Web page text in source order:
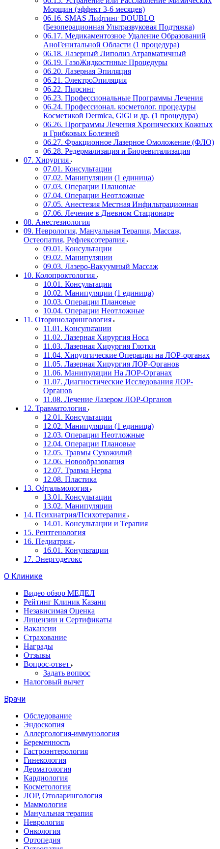
Морщин (эффект 3-6 месяцев)
06.16. SMAS Лифтинг DOUBLO
(Безоперационная Ультразвуковая Подтяжка)
06.17. Медикаментозное Удаление Образований
АноГенитальной Области (1 процедура)
06.18. Лазерный Липолиз Атравматичный
06.19. ГазоЖидкостнные Процедуры
06.20. Лазерная Эпиляция
06.21. ЭлектроЭпиляция
06.22. Пирсинг
06.23. Профессиональные Программы Лечения
06.24. Профессионал. косметолог. процедуры
Косметикой Dermica, GiGi и др. (1 процедура)
06.26. Программы Лечения Хронических Кожных
и Грибковых Болезней
06.27. Фракционное Лазерное Омоложение (ФЛО)
06.28. Редермализация и Биоревитализация
07. Хирургия
07.01. Консультации
07.02. Манипуляции (1 единица)
07.03. Операции Плановые
07.04. Операции Неотложные
07.05. Анестезия Местная Инфильтрационная
07.06. Лечение в Дневном Стационаре
08. Анестезиология
09. Неврология, Мануальная Терапия, Массаж,
Остеопатия, Рефлексотерапия
09.01. Консультации
09.02. Манипуляции
09.03. Лазеро-Вакуумный Массаж
10. Колопроктология
10.01. Консультации
10.02. Манипуляции (1 единица)
10.03. Операции Плановые
10.04. Операции Неотложные
11. Оториноларингология
11.01. Консультации
11.02. Лазерная Хирургия Носа
11.03. Лазерная Хирургия Глотки
11.04. Хирургические Операции на ЛОР-органах
11.05. Лазерная Хирургия ЛОР-Органов
11.06. Манипуляции На ЛОР-Органах
11.07. Диагностические Исследования ЛОР-
Органов
11.08. Лечение Лазером ЛОР-Органов
12. Травматология
12.01. Консультации
12.02. Манипуляции (1 единица)
12.03. Операции Неотложные
12.04. Операции Плановые
12.05. Травмы Сухожилий
12.06. Новообразования
12.07. Травма Нерва
12.08. Пластика
13. Офтальмология
13.01. Консультации
13.02. Манипуляции
14. Психиатрия/Психотерапия
14.01. Консультации и Терапия
15. Рентгенология
16. Педиатрия
16.01. Конультации
17. Энергодетокс
О Клинике
Видео обзор МЕДЕЛ
Рейтинг Клиник Казани
Независимая Оценка
Лицензии и Сертификаты
Вакансии
Страхование
Награды
Отзывы
Вопрос-ответ
Задать вопрос
Налоговый вычет
Врачи
Обследование
Эндоскопия
Аллергология-иммунология
Беременность
Гастроэнтерология
Гинекология
Дерматология
Кардиология
Косметология
ЛОР, Отоларингология
Маммология
Мануальная терапия
Неврология
Онкология
Ортопедия